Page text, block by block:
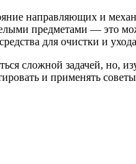
направляющих и
предметами — это
для очистки и
сложной задачей, но,
и применять